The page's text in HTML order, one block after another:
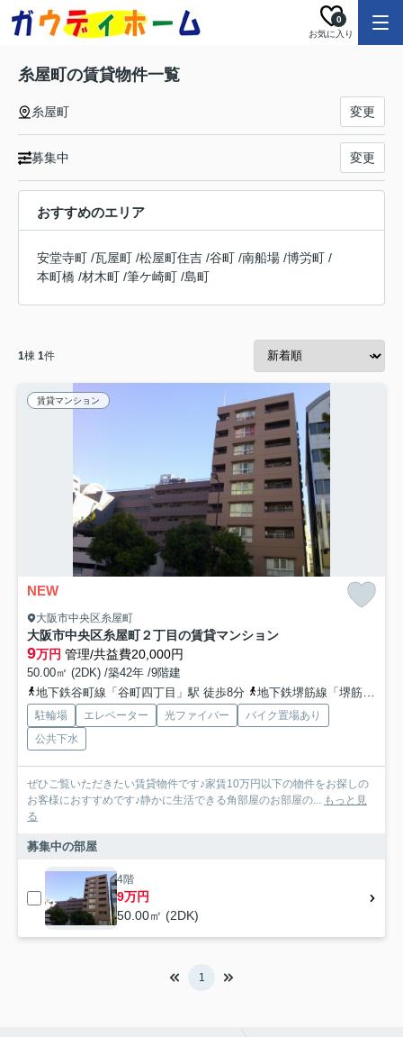
お気に入り
0
糸屋町の賃貸物件一覧
糸屋町 変更
募集中 変更
おすすめのエリア
安堂寺町 /瓦屋町 /松屋町住吉 /谷町 /南船場 /博労町 /
本町橋 /材木町 /筆ケ崎町 /島町
1棟 1件
賃貸マンション
NEW
大阪市中央区糸屋町
大阪市中央区糸屋町２丁目の賃貸マンション
9万円 管理/共益費20,000円
50.00㎡ (2DK) /築42年 /9階建
地下鉄谷町線「谷町四丁目」駅 徒歩8分
地下鉄堺筋線「堺筋本町」駅 徒歩8分
駐輪場 エレベーター 光ファイバー
バイク置場あり
公共下水
ぜひご覧いただきたい賃貸物件です♪家賃10万円以下の物件をお探しの
お客様におすすめです♪静かに生活できる角部屋のお部屋の... もっと見
る
募集中の部屋
4階
9万円
50.00㎡ (2DK)
1